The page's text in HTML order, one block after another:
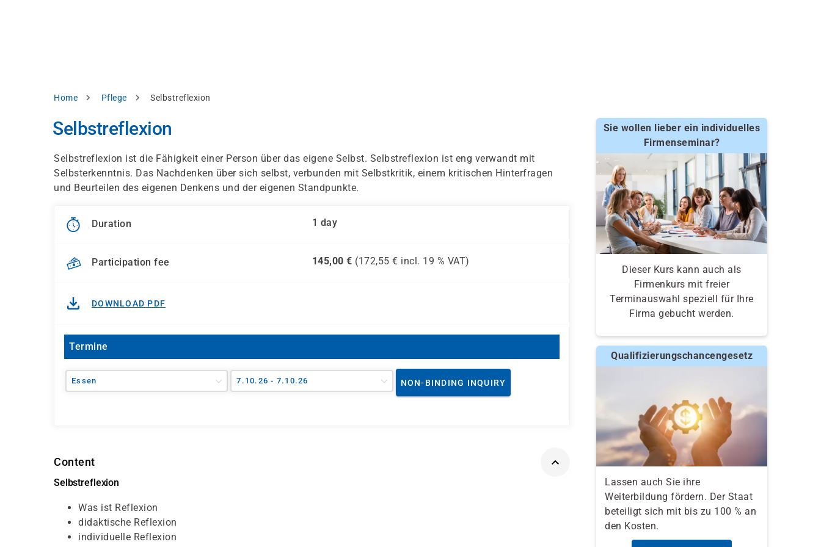
Breadcrumb
Home Pflege Selbstreflexion
Selbstreflexion
Selbstreflexion ist die Fähigkeit einer Person über das eigene Selbst. Selbstreflexion ist eng verwandt mit
Selbsterkenntnis. Das Nachdenken über sich selbst, verbunden mit Selbstkritik, einem kritischen Hinterfragen
und Beurteilen des eigenen Denkens und der eigenen Standpunkte.
Duration 1 day
Participation fee 145,00 € (172,55 € incl. 19 % VAT)
DOWNLOAD PDF
Termine
Essen 7.10.26 - 7.10.26 NON-BINDING INQUIRY
Content
Selbstreflexion
Was ist Reflexion
didaktische Reflexion
individuelle Reflexion
Sie wollen lieber ein individuelles
Firmenseminar?
Dieser Kurs kann auch als
Firmenkurs mit freier
Terminauswahl speziell für Ihre
Firma gebucht werden.
Qualifizierungschancengesetz
Lassen auch Sie ihre
Weiterbildung fördern. Der Staat
beteiligt sich mit bis zu 100 % an
den Kosten.